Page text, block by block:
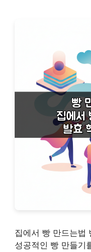
집에서 빵 만드는법
성공적인 빵 만들기